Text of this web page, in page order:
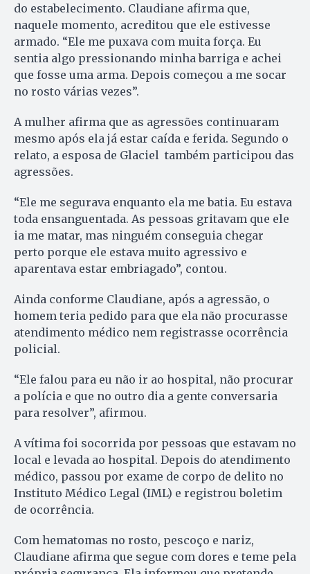
do estabelecimento. Claudiane afirma que,
naquele momento, acreditou que ele estivesse
armado. “Ele me puxava com muita força. Eu
sentia algo pressionando minha barriga e achei
que fosse uma arma. Depois começou a me socar
no rosto várias vezes”.
A mulher afirma que as agressões continuaram
mesmo após ela já estar caída e ferida. Segundo o
relato, a esposa de Glaciel também participou das
agressões.
“Ele me segurava enquanto ela me batia. Eu estava
toda ensanguentada. As pessoas gritavam que ele
ia me matar, mas ninguém conseguia chegar
perto porque ele estava muito agressivo e
aparentava estar embriagado”, contou.
Ainda conforme Claudiane, após a agressão, o
homem teria pedido para que ela não procurasse
atendimento médico nem registrasse ocorrência
policial.
“Ele falou para eu não ir ao hospital, não procurar
a polícia e que no outro dia a gente conversaria
para resolver”, afirmou.
A vítima foi socorrida por pessoas que estavam no
local e levada ao hospital. Depois do atendimento
médico, passou por exame de corpo de delito no
Instituto Médico Legal (IML) e registrou boletim
de ocorrência.
Com hematomas no rosto, pescoço e nariz,
Claudiane afirma que segue com dores e teme pela